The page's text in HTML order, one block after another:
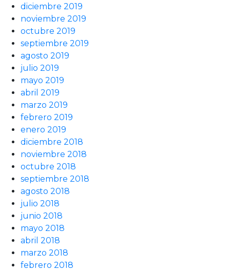
diciembre 2019
noviembre 2019
octubre 2019
septiembre 2019
agosto 2019
julio 2019
mayo 2019
abril 2019
marzo 2019
febrero 2019
enero 2019
diciembre 2018
noviembre 2018
octubre 2018
septiembre 2018
agosto 2018
julio 2018
junio 2018
mayo 2018
abril 2018
marzo 2018
febrero 2018